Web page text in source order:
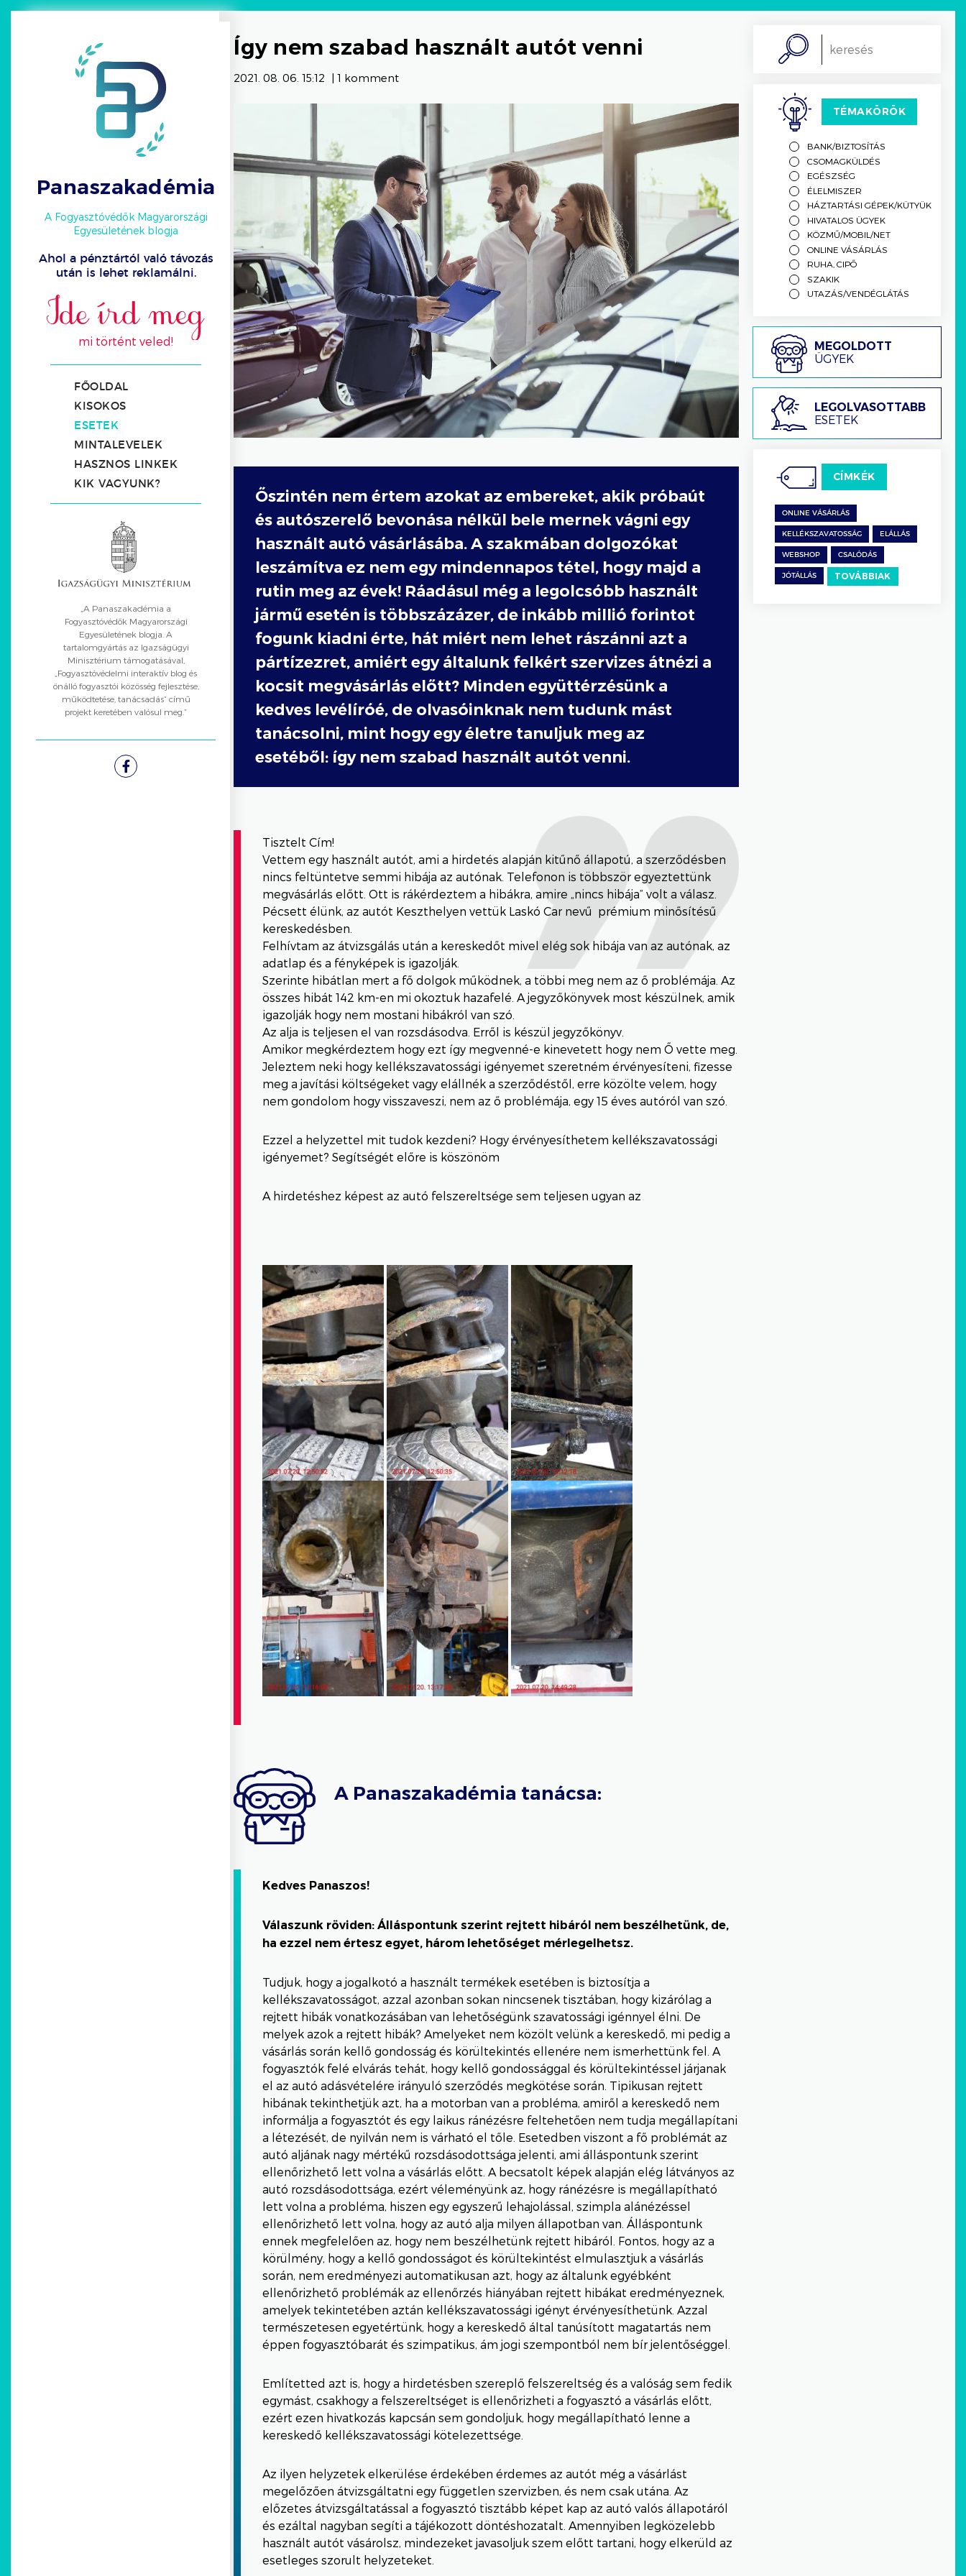
Panaszakadémia
A Fogyasztóvédők Magyarországi
Egyesületének blogja
Ahol a pénztártól való távozás
után is lehet reklamálni.
mi történt veled!
FŐOLDAL
KISOKOS
ESETEK
MINTALEVELEK
HASZNOS LINKEK
KIK VAGYUNK?
„A Panaszakadémia a
Fogyasztóvédők Magyarországi
Egyesületének blogja. A
tartalomgyártás az Igazságügyi
Minisztérium támogatásával,
„Fogyasztóvédelmi interaktív blog és
önálló fogyasztói közösség fejlesztése,
működtetése, tanácsadás” című
projekt keretében valósul meg.”
Facebook
Így nem szabad használt autót venni
2021. 08. 06. 15:12 | 1 komment
Őszintén nem értem azokat az embereket, akik próbaút
és autószerelő bevonása nélkül bele mernek vágni egy
használt autó vásárlásába. A szakmában dolgozókat
leszámítva ez nem egy mindennapos tétel, hogy majd a
rutin meg az évek! Ráadásul még a legolcsóbb használt
jármű esetén is többszázázer, de inkább millió forintot
fogunk kiadni érte, hát miért nem lehet rászánni azt a
pártízezret, amiért egy általunk felkért szervizes átnézi a
kocsit megvásárlás előtt? Minden együttérzésünk a
kedves levélíróé, de olvasóinknak nem tudunk mást
tanácsolni, mint hogy egy életre tanuljuk meg az
esetéből: így nem szabad használt autót venni.
Tisztelt Cím!
Vettem egy használt autót, ami a hirdetés alapján kitűnő állapotú, a szerződésben
nincs feltüntetve semmi hibája az autónak. Telefonon is többször egyeztettünk
megvásárlás előtt. Ott is rákérdeztem a hibákra, amire „nincs hibája” volt a válasz.
Pécsett élünk, az autót Keszthelyen vettük Laskó Car nevű prémium minősítésű
kereskedésben.
Felhívtam az átvizsgálás után a kereskedőt mivel elég sok hibája van az autónak, az
adatlap és a fényképek is igazolják.
Szerinte hibátlan mert a fő dolgok működnek, a többi meg nem az ő problémája. Az
összes hibát 142 km-en mi okoztuk hazafelé. A jegyzőkönyvek most készülnek, amik
igazolják hogy nem mostani hibákról van szó.
Az alja is teljesen el van rozsdásodva. Erről is készül jegyzőkönyv.
Amikor megkérdeztem hogy ezt így megvenné-e kinevetett hogy nem Ő vette meg.
Jeleztem neki hogy kellékszavatossági igényemet szeretném érvényesíteni, fizesse
meg a javítási költségeket vagy elállnék a szerződéstől, erre közölte velem, hogy
nem gondolom hogy visszaveszi, nem az ő problémája, egy 15 éves autóról van szó.
Ezzel a helyzettel mit tudok kezdeni? Hogy érvényesíthetem kellékszavatossági
igényemet? Segítségét előre is köszönöm
A hirdetéshez képest az autó felszereltsége sem teljesen ugyan az
A Panaszakadémia tanácsa:
Kedves Panaszos!
Válaszunk röviden: Álláspontunk szerint rejtett hibáról nem beszélhetünk, de,
ha ezzel nem értesz egyet, három lehetőséget mérlegelhetsz.
Tudjuk, hogy a jogalkotó a használt termékek esetében is biztosítja a
kellékszavatosságot, azzal azonban sokan nincsenek tisztában, hogy kizárólag a
rejtett hibák vonatkozásában van lehetőségünk szavatossági igénnyel élni. De
melyek azok a rejtett hibák? Amelyeket nem közölt velünk a kereskedő, mi pedig a
vásárlás során kellő gondosság és körültekintés ellenére nem ismerhettünk fel. A
fogyasztók felé elvárás tehát, hogy kellő gondossággal és körültekintéssel járjanak
el az autó adásvételére irányuló szerződés megkötése során. Tipikusan rejtett
hibának tekinthetjük azt, ha a motorban van a probléma, amiről a kereskedő nem
informálja a fogyasztót és egy laikus ránézésre feltehetően nem tudja megállapítani
a létezését, de nyilván nem is várható el tőle. Esetedben viszont a fő problémát az
autó aljának nagy mértékű rozsdásodottsága jelenti, ami álláspontunk szerint
ellenőrizhető lett volna a vásárlás előtt. A becsatolt képek alapján elég látványos az
autó rozsdásodottsága, ezért véleményünk az, hogy ránézésre is megállapítható
lett volna a probléma, hiszen egy egyszerű lehajolással, szimpla alánézéssel
ellenőrizhető lett volna, hogy az autó alja milyen állapotban van. Álláspontunk
ennek megfelelően az, hogy nem beszélhetünk rejtett hibáról. Fontos, hogy az a
körülmény, hogy a kellő gondosságot és körültekintést elmulasztjuk a vásárlás
során, nem eredményezi automatikusan azt, hogy az általunk egyébként
ellenőrizhető problémák az ellenőrzés hiányában rejtett hibákat eredményeznek,
amelyek tekintetében aztán kellékszavatossági igényt érvényesíthetünk. Azzal
természetesen egyetértünk, hogy a kereskedő által tanúsított magatartás nem
éppen fogyasztóbarát és szimpatikus, ám jogi szempontból nem bír jelentőséggel.
Említetted azt is, hogy a hirdetésben szereplő felszereltség és a valóság sem fedik
egymást, csakhogy a felszereltséget is ellenőrizheti a fogyasztó a vásárlás előtt,
ezért ezen hivatkozás kapcsán sem gondoljuk, hogy megállapítható lenne a
kereskedő kellékszavatossági kötelezettsége.
Az ilyen helyzetek elkerülése érdekében érdemes az autót még a vásárlást
megelőzően átvizsgáltatni egy független szervizben, és nem csak utána. Az
előzetes átvizsgáltatással a fogyasztó tisztább képet kap az autó valós állapotáról
és ezáltal nagyban segíti a tájékozott döntéshozatalt. Amennyiben legközelebb
használt autót vásárolsz, mindezeket javasoljuk szem előtt tartani, hogy elkerüld az
esetleges szorult helyzeteket.
Search
TÉMAKÖRÖK
BANK/BIZTOSÍTÁS
CSOMAGKÜLDÉS
EGÉSZSÉG
ÉLELMISZER
HÁZTARTÁSI GÉPEK/KÜTYÜK
HIVATALOS ÜGYEK
KÖZMŰ/MOBIL/NET
ONLINE VÁSÁRLÁS
RUHA, CIPŐ
SZAKIK
UTAZÁS/VENDÉGLÁTÁS
Megoldott
ügyek
MEGOLDOTT
ÜGYEK
Legolvasottabb
esetek
LEGOLVASOTTABB
ESETEK
CÍMKÉK
ONLINE VÁSÁRLÁS
KELLÉKSZAVATOSSÁG ELÁLLÁS
WEBSHOP CSALÓDÁS
JÓTÁLLÁS TOVÁBBIAK